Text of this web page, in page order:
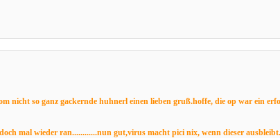
nicht so ganz gackernde huhnerl einen lieben gruß.hoffe, die op war ein
mal wieder ran............nun gut,virus macht pici nix, wenn dieser